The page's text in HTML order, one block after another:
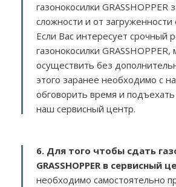
газонокосилки GRASSHOPPER
сложности и от загруженности
Если Вас интересует срочный
газонокосилки
осуществить без
этого заранее необходимо с
обговорить время и
наш сервисный центр.
6. Для того чтобы сдать
GRASSHOPPER в сервисный
необходимо самостоятельно